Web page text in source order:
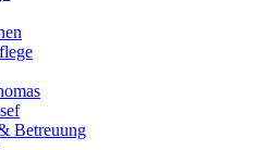
Betreuung